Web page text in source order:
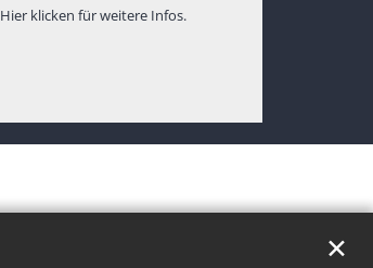
✕
Hier klicken für weitere Infos.